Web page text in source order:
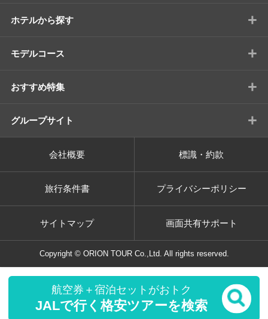
航空券＋宿泊セットがおトク
JALで行く格安ツアーを検索
ホテルから探す +
モデルコース +
おすすめ特集 +
グループサイト +
会社概要 標識・約款
旅行条件書 プライバシーポリシー
サイトマップ 画面共有サポート
Copyright © ORION TOUR Co.,Ltd. All rights reserved.